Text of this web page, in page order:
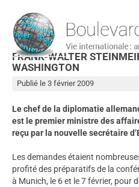
FRANK-WALTER
WASHINGTON
Publié le 3 février 2009
Le chef de la diplomatie
est le premier ministre des
reçu par la nouvelle secrétaire
Les demandes étaient
profité des préparatifs de la
à Munich, le 6 et le 7 février, pour